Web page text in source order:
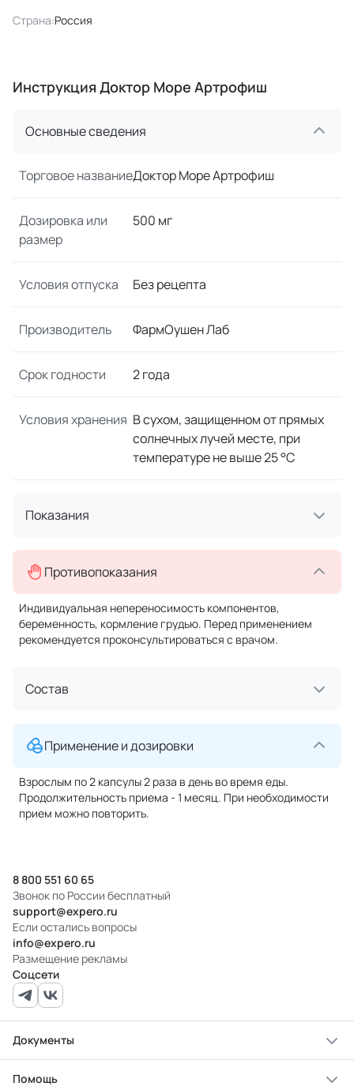
Страна:Россия
Инструкция Доктор Море Артрофиш
Основные сведения
Торговое названиеДоктор Море Артрофиш
Дозировка или
размер
500 мг
Условия отпуска Без рецепта
Производитель ФармОушен Лаб
Срок годности 2 года
Условия хранения В сухом, защищенном от прямых
солнечных лучей месте, при
температуре не выше 25 °C
Показания
Противопоказания
Индивидуальная непереносимость компонентов,
беременность, кормление грудью. Перед применением
рекомендуется проконсультироваться с врачом.
Состав
Применение и дозировки
Взрослым по 2 капсулы 2 раза в день во время еды.
Продолжительность приема - 1 месяц. При необходимости
прием можно повторить.
8 800 551 60 65
Звонок по России бесплатный
support@expero.ru
Если остались вопросы
info@expero.ru
Размещение рекламы
Соцсети
Документы
Помощь